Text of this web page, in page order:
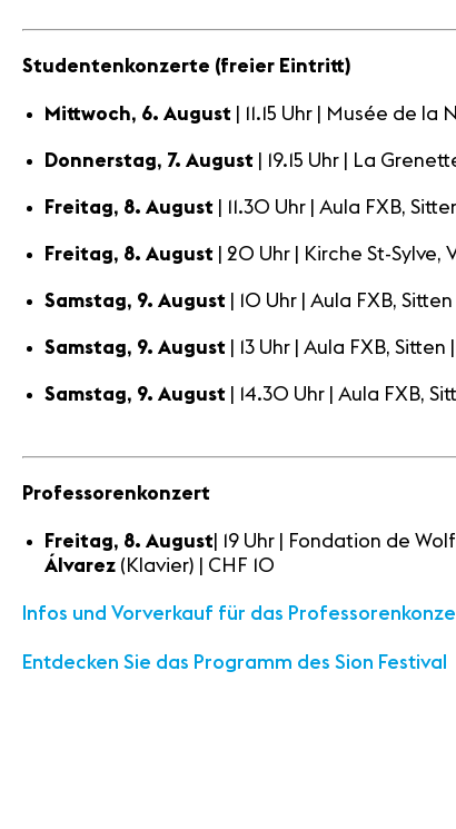
Studentenkonzerte (freier Eintritt)
Mittwoch, 6. August | 11.15 Uhr | Musée de la
Donnerstag, 7. August | 19.15 Uhr | La
Freitag, 8. August | 11.30 Uhr | Aula FXB,
Freitag, 8. August | 20 Uhr | Kirche St-Sylve,
Samstag, 9. August | 10 Uhr | Aula FXB, Sitten |
Samstag, 9. August | 13 Uhr | Aula FXB, Sitten |
Samstag, 9. August | 14.30 Uhr | Aula FXB,
Professorenkonzert
Freitag, 8. August | 19 Uhr | Fondation de
Álvarez (Klavier) | CHF 10
Infos und Vorverkauf für das
Entdecken Sie das Programm des Sion Festival